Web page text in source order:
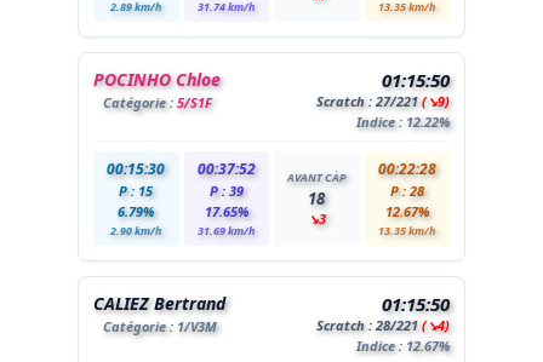
2.89 km/h 31.74 km/h 13.35 km/h
POCINHO Chloe
Catégorie : 5/S1F
01:15:50
Scratch :27/221(↘9)
Indice : 12.22%
00:15:30
P : 15
6.79%
2.90 km/h
00:37:52
P : 39
17.65%
31.69 km/h
AVANT CÀP
18
↘3
00:22:28
P : 28
12.67%
13.35 km/h
CALIEZ Bertrand
Catégorie : 1/V3M
01:15:50
Scratch :28/221(↘4)
Indice : 12.67%